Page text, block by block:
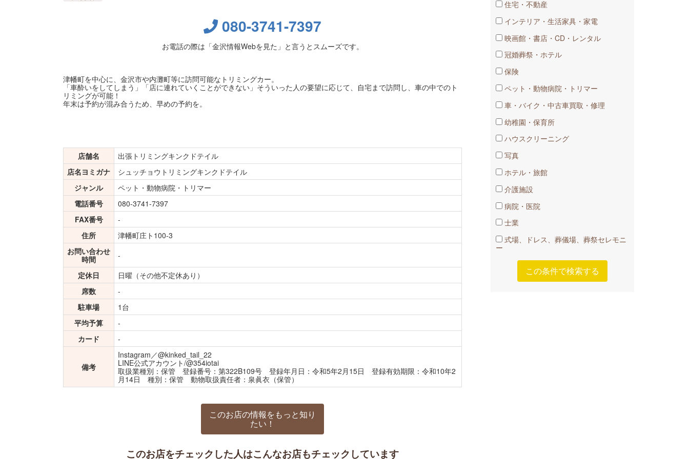
住宅・不動産
インテリア・生活家具・家電
映画館・書店・CD・レンタル
冠婚葬祭・ホテル
保険
ペット・動物病院・トリマー
車​・バイク・中古車買取・修理
幼稚園・​保育所
ハウスクリーニング
写真
ホテル・旅館
介護施設
病院・医院
士業
式場、ドレス、葬儀場、葬祭セレモニ
ー
080-3741-7397
お電話の際は「金沢情報Webを見た」と言うとスムーズです。
津幡町を中心に、金沢市や内灘町等に訪問可能なトリミングカー。
「車酔いをしてしまう」「店に連れていくことができない」そういった人の要望に応じて、自宅まで訪問し、車の中でのト
リミングが可能！
年末は予約が混み合うため、早めの予約を。
店舗名
出張トリミングキンクドテイル
店名ヨミガナ
シュッチョウトリミングキンクドテイル
ジャンル
ペット・動物病院・トリマー
電話番号
080-3741-7397
FAX番号
-
住所
津幡町庄ト100-3
お問い合わせ
時間
-
定休日
日曜（その他不定休あり）
席数
-
駐車場
1台
平均予算
-
カード
-
備考
Instagram／@kinked_tail_22
LINE公式アカウント/@354iotai
取扱業種別：保管 登録番号：第322B109号 登録年月日：令和5年2月15日 登録有効期限：令和10年2
月14日 種別：保管 動物取扱責任者：泉眞衣（保管）
このお店の情報をもっと知り
たい！
このお店をチェックした人はこんなお店もチェックしています